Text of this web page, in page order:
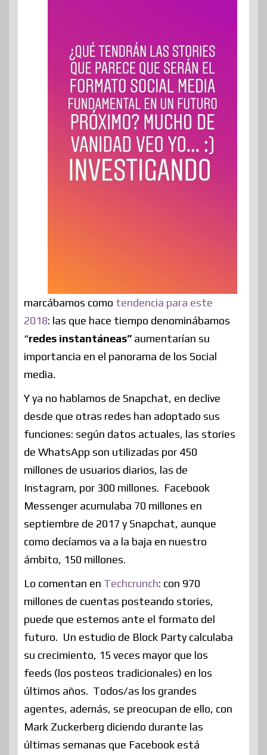
marcábamos como tendencia para este
2018: las que hace tiempo denominábamos
“redes instantáneas” aumentarían su
importancia en el panorama de los Social
media.
Y ya no hablamos de Snapchat, en declive
desde que otras redes han adoptado sus
funciones: según datos actuales, las stories
de WhatsApp son utilizadas por 450
millones de usuarios diarios, las de
Instagram, por 300 millones. Facebook
Messenger acumulaba 70 millones en
septiembre de 2017 y Snapchat, aunque
como decíamos va a la baja en nuestro
ámbito, 150 millones.
Lo comentan en Techcrunch: con 970
millones de cuentas posteando stories,
puede que estemos ante el formato del
futuro. Un estudio de Block Party calculaba
su crecimiento, 15 veces mayor que los
feeds (los posteos tradicionales) en los
últimos años. Todos/as los grandes
agentes, además, se preocupan de ello, con
Mark Zuckerberg diciendo durante las
últimas semanas que Facebook está